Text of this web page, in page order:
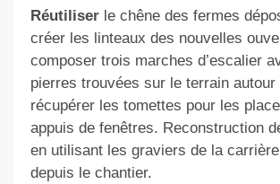
Réutiliserle chêne des fermes
créer les linteaux des nouvelles
composer trois marches d’escalier
pierres trouvées sur le terrain autour
récupérer les tomettes pour les
appuis de fenêtres. Reconstruction
en utilisant les graviers de la
depuis le chantier.